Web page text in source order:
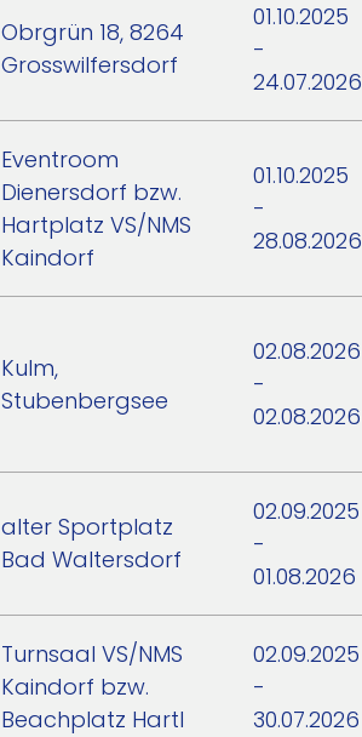
Obrgrün 18, 8264
Grosswilfersdorf
01.10.2025
-
24.07.2026
Eventroom
Dienersdorf bzw.
Hartplatz VS/NMS
Kaindorf
01.10.2025
-
28.08.2026
Kulm,
Stubenbergsee
02.08.2026
-
02.08.2026
alter Sportplatz
Bad Waltersdorf
02.09.2025
-
01.08.2026
Turnsaal VS/NMS
Kaindorf bzw.
Beachplatz Hartl
02.09.2025
-
30.07.2026